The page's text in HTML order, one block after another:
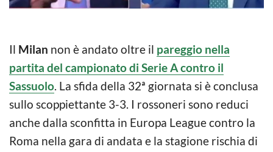
Il Milan non è andato oltre il pareggio nella
partita del campionato di Serie A contro il
Sassuolo. La sfida della 32ª giornata si è conclusa
sullo scoppiettante 3-3. I rossoneri sono reduci
anche dalla sconfitta in Europa League contro la
Roma nella gara di andata e la stagione rischia di